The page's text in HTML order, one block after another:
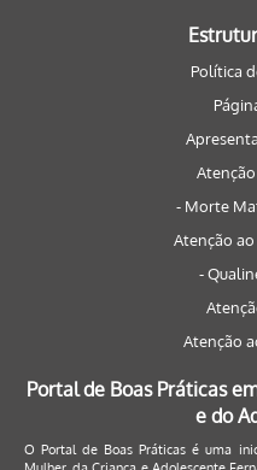
Política
- Morte
Atenção
-
Atenção
Portal de Boas Práticas
e do
O Portal de Boas Práticas é uma